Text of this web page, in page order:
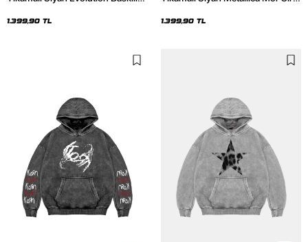
Hoodie
1.399,90 TL
Hoodie
1.399,90 TL